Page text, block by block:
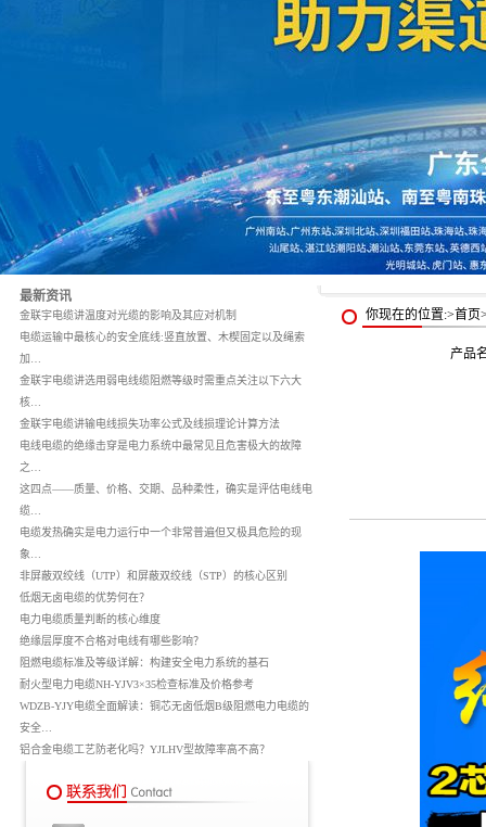
最新资讯
金联宇电缆讲温度对光缆的影响及其应对机制
电缆运输中最核心的安全底线:竖直放置、木楔固定以及绳索
加…
金联宇电缆讲选用弱电线缆阻燃等级时需重点关注以下六大
核…
金联宇电缆讲输电线损失功率公式及线损理论计算方法
电线电缆的绝缘击穿是电力系统中最常见且危害极大的故障
之…
这四点——质量、价格、交期、品种柔性，确实是评估电线电
缆…
电缆发热确实是电力运行中一个非常普遍但又极具危险的现
象…
非屏蔽双绞线（UTP）和屏蔽双绞线（STP）的核心区别
低烟无卤电缆的优势何在？
电力电缆质量判断的核心维度
绝缘层厚度不合格对电线有哪些影响？
阻燃电缆标准及等级详解：构建安全电力系统的基石
耐火型电力电缆NH-YJV3×35检查标准及价格参考
WDZB-YJY电缆全面解读：铜芯无卤低烟B级阻燃电力电缆的
安全…
铝合金电缆工艺防老化吗？YJLHV型故障率高不高？
你现在的位置:>首页
产品